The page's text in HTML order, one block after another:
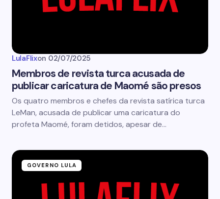
LulaFlixon 02/07/2025
Membros de revista turca acusada de
publicar caricatura de Maomé são presos
Os quatro membros e chefes da revista satírica turca
LeMan, acusada de publicar uma caricatura do
profeta Maomé, foram detidos, apesar de…
GOVERNO LULA